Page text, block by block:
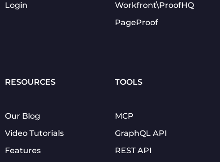
Login
Workfront\ProofHQ
PageProof
RESOURCES
Our Blog
Video Tutorials
Features
TOOLS
MCP
GraphQL API
REST API